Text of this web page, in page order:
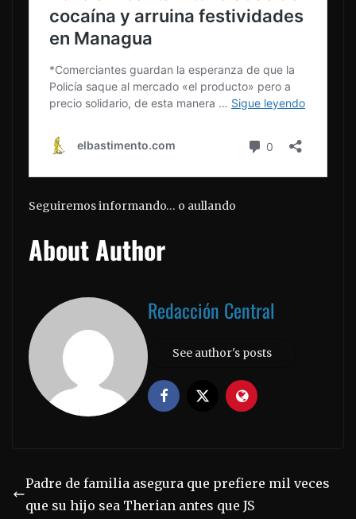
Seguiremos informando… o aullando
About Author
Redacción Central
See author's posts
Padre de familia asegura que prefiere mil veces
que su hijo sea Therian antes que JS